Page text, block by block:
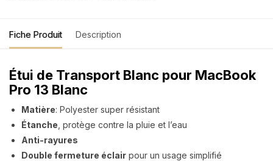
Fiche Produit Description
Étui de Transport Blanc pour MacBook
Pro 13 Blanc
Matière: Polyester super résistant
Étanche , protège contre la pluie et l’eau
Anti-rayures
Double fermeture éclair pour un usage simplifié